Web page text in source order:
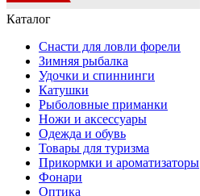
Каталог
Снасти для ловли форели
Зимняя рыбалка
Удочки и спиннинги
Катушки
Рыболовные приманки
Ножи и аксессуары
Одежда и обувь
Товары для туризма
Прикормки и ароматизаторы
Фонари
Оптика